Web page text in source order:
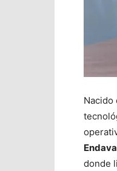
Nacido
Endava
donde